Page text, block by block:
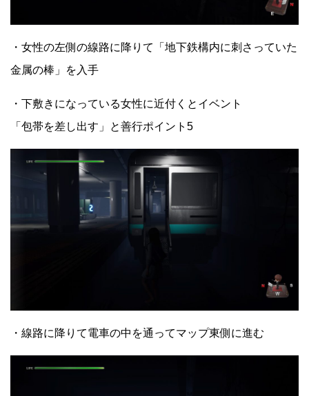
・女性の左側の線路に降りて「地下鉄構内に刺さっていた
金属の棒」を入手
・下敷きになっている女性に近付くとイベント
「包帯を差し出す」と善行ポイント5
・線路に降りて電車の中を通ってマップ東側に進む